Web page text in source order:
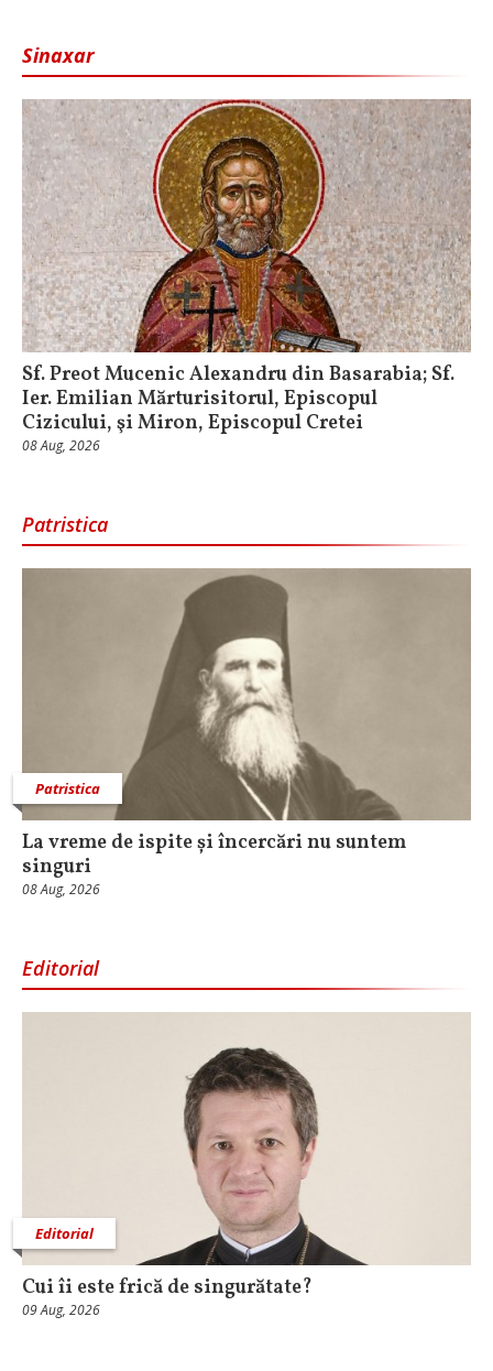
Sinaxar
Sf. Preot Mucenic Alexandru din Basarabia; Sf.
Ier. Emilian Mărturisitorul, Episcopul
Cizicului, şi Miron, Episcopul Cretei
08 Aug, 2026
Patristica
Patristica
La vreme de ispite și încercări nu suntem
singuri
08 Aug, 2026
Editorial
Editorial
Cui îi este frică de singurătate?
09 Aug, 2026